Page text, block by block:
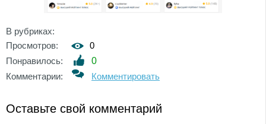
В рубриках:
Просмотров:
0
Понравилось:
0
Комментарии:
Комментировать
Оставьте свой комментарий